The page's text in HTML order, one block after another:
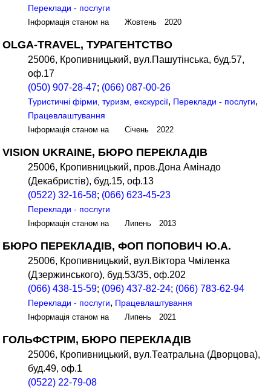
Переклади - послуги
Інформація станом на Жовтень 2020
OLGA-TRAVEL, ТУРАГЕНТСТВО
25006, Кропивницький, вул.Пашутінська, буд.57,
оф.17
(050) 907-28-47; (066) 087-00-26
Туристичні фірми, туризм, екскурсії, Переклади - послуги,
Працевлаштування
Інформація станом на Січень 2022
VISION UKRAINE, БЮРО ПЕРЕКЛАДІВ
25006, Кропивницький, пров.Дона Амінадо
(Декабристів), буд.15, оф.13
(0522) 32-16-58; (066) 623-45-23
Переклади - послуги
Інформація станом на Липень 2013
БЮРО ПЕРЕКЛАДІВ, ФОП ПОПОВИЧ Ю.А.
25006, Кропивницький, вул.Віктора Чміленка
(Дзержинського), буд.53/35, оф.202
(066) 438-15-59; (096) 437-82-24; (066) 783-62-94
Переклади - послуги, Працевлаштування
Інформація станом на Липень 2021
ГОЛЬФСТРІМ, БЮРО ПЕРЕКЛАДІВ
25006, Кропивницький, вул.Театральна (Дворцова),
буд.49, оф.1
(0522) 22-79-08